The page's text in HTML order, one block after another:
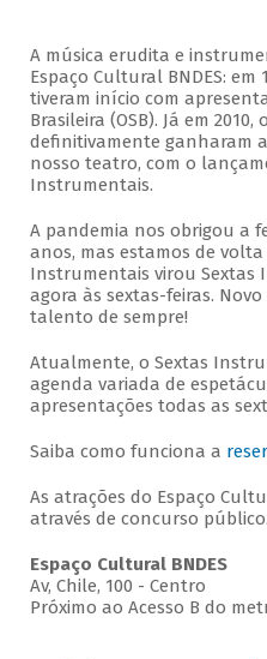
A música erudita e
Espaço Cultural BNDES: em
tiveram início com
Brasileira (OSB). Já em
definitivamente ganharam
nosso teatro, com o
Instrumentais.
A pandemia nos obrigou a
anos, mas estamos de
Instrumentais virou Sextas
agora às sextas-feiras.
talento de sempre!
Atualmente, o Sextas
agenda variada de
apresentações todas as
Saiba como funciona a
As atrações do Espaço
através de concurso público.
Espaço Cultural BNDES
Av, Chile, 100 - Centro
Próximo ao Acesso B do